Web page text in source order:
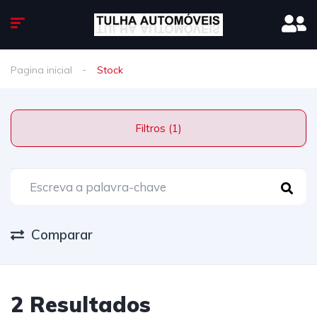
Pagina inicial Stock
Filtros (1)
Comparar
2 Resultados